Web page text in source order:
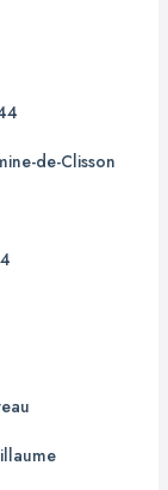
de-Clisson